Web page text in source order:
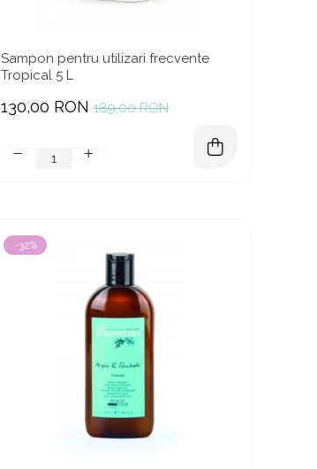
Sampon pentru utilizari frecvente
Tropical 5 L
189,00 RON
130,00 RON
-32%